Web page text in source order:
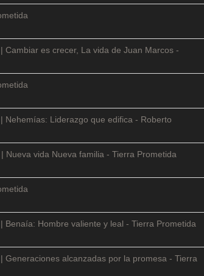
Cambiar es crecer, La vida de Juan Marcos -
Nehemías: Liderazgo que edifica - Roberto
Nueva vida Nueva familia - Tierra Prometida
Benaía: Hombre valiente y leal - Tierra Prometida
Generaciones alcanzadas por la promesa - Tierra